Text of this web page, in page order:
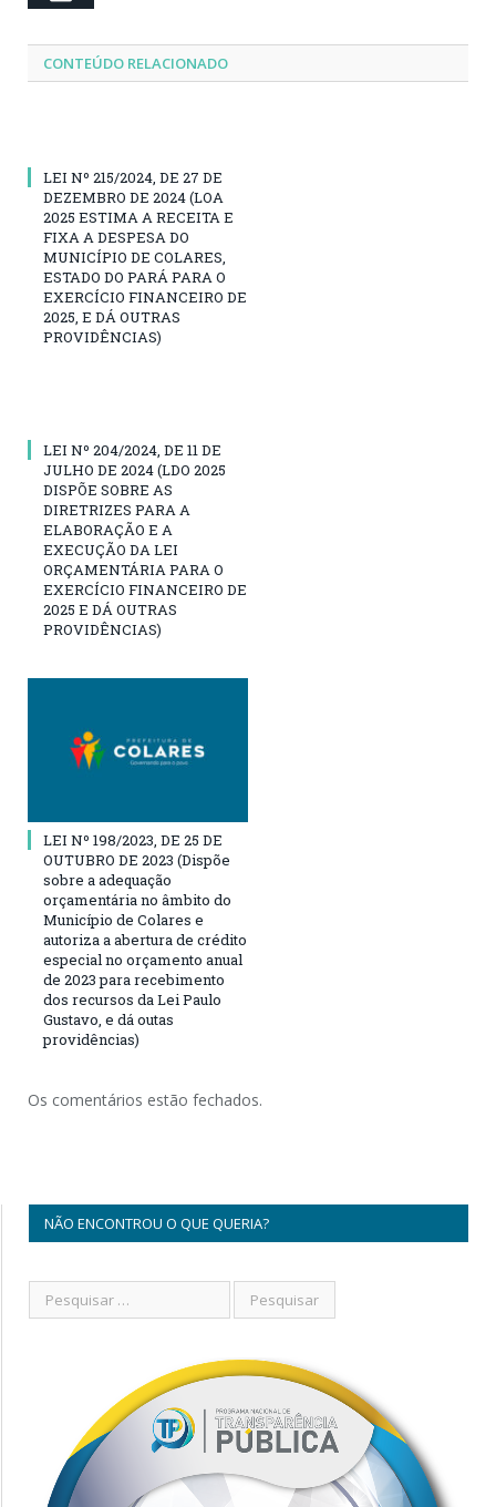
CONTEÚDO RELACIONADO
LEI Nº 215/2024, DE 27 DE
DEZEMBRO DE 2024 (LOA
2025 ESTIMA A RECEITA E
FIXA A DESPESA DO
MUNICÍPIO DE COLARES,
ESTADO DO PARÁ PARA O
EXERCÍCIO FINANCEIRO DE
2025, E DÁ OUTRAS
PROVIDÊNCIAS)
LEI Nº 204/2024, DE 11 DE
JULHO DE 2024 (LDO 2025
DISPÕE SOBRE AS
DIRETRIZES PARA A
ELABORAÇÃO E A
EXECUÇÃO DA LEI
ORÇAMENTÁRIA PARA O
EXERCÍCIO FINANCEIRO DE
2025 E DÁ OUTRAS
PROVIDÊNCIAS)
LEI Nº 198/2023, DE 25 DE
OUTUBRO DE 2023 (Dispõe
sobre a adequação
orçamentária no âmbito do
Município de Colares e
autoriza a abertura de crédito
especial no orçamento anual
de 2023 para recebimento
dos recursos da Lei Paulo
Gustavo, e dá outas
providências)
Os comentários estão fechados.
NÃO ENCONTROU O QUE QUERIA?